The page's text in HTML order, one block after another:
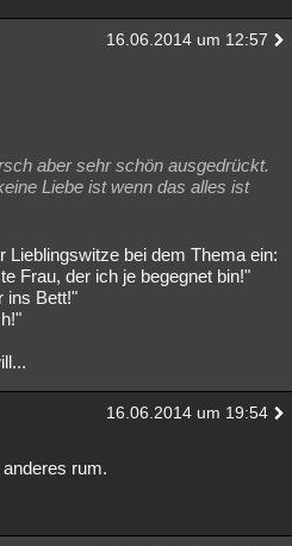
16.06.2014 um 12:57
aber sehr schön ausgedrückt.
Liebe ist wenn das alles ist
Lieblingswitze bei dem Thema ein:
Frau, der ich je begegnet bin!"
ins Bett!"
16.06.2014 um 19:54
rum.